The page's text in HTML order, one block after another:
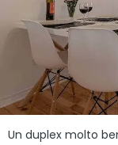
Un duplex molto